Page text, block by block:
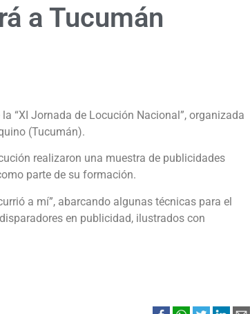
a Tucumán
“XI Jornada de Locución Nacional”, organizada
(Tucumán).
realizaron una muestra de publicidades
parte de su formación.
a mí”, abarcando algunas técnicas para el
en publicidad, ilustrados con